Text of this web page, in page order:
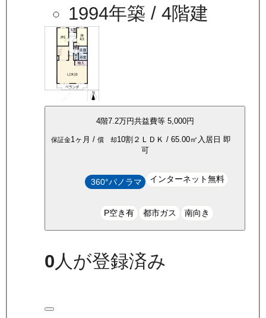
1994年築 / 4階建
4階7.2万円共益費等 5,000円
保証金1ヶ月 / 償 却10割 ２ＬＤＫ / 65.00㎡ 入居日 即
可
360°パノラマ インターネット無料
P空き有 都市ガス 南向き
0人が登録済み